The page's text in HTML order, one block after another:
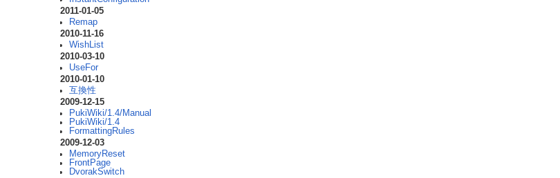
2011-01-05
Remap
2010-11-16
WishList
2010-03-10
UseFor
2010-01-10
互換性
2009-12-15
PukiWiki/1.4/Manual
PukiWiki/1.4
FormattingRules
2009-12-03
MemoryReset
FrontPage
DvorakSwitch